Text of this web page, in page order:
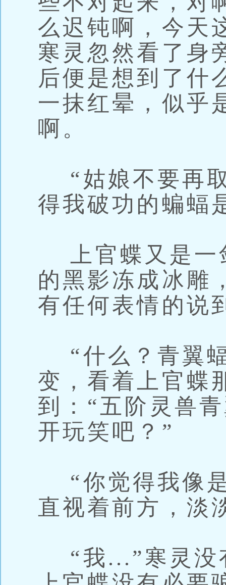
么迟钝啊，今天
寒灵忽然看了身
后便是想到了什
一抹红晕，似乎
啊。
“姑娘不要再
得我破功的蝙蝠
上官蝶又是一
的黑影冻成冰雕
有任何表情的说
“什么？青翼
变，看着上官蝶
到：“五阶灵兽
开玩笑吧？”
“你觉得我像
直视着前方，淡
“我...”寒灵没